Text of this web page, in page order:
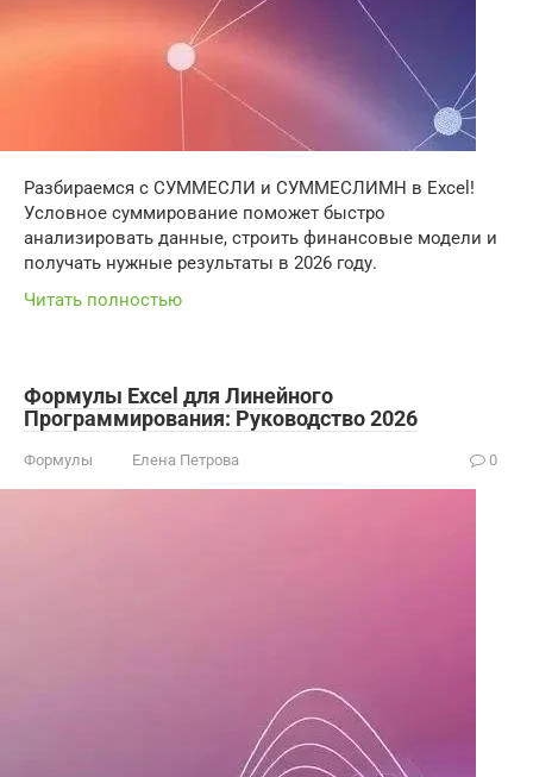
Разбираемся с СУММЕСЛИ и СУММЕСЛИМН в Excel!
Условное суммирование поможет быстро
анализировать данные, строить финансовые модели и
получать нужные результаты в 2026 году.
Читать полностью
Формулы Excel для Линейного
Программирования: Руководство 2026
Формулы Елена Петрова 0